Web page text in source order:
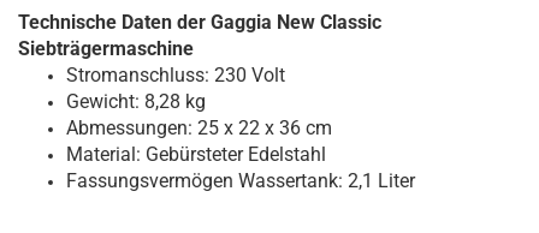
Technische Daten der Gaggia New Classic
Siebträgermaschine
Stromanschluss: 230 Volt
Gewicht: 8,28 kg
Abmessungen: 25 x 22 x 36 cm
Material: Gebürsteter Edelstahl
Fassungsvermögen Wassertank: 2,1 Liter